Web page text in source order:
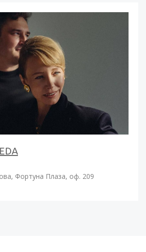
Фортуна Плаза, оф. 209